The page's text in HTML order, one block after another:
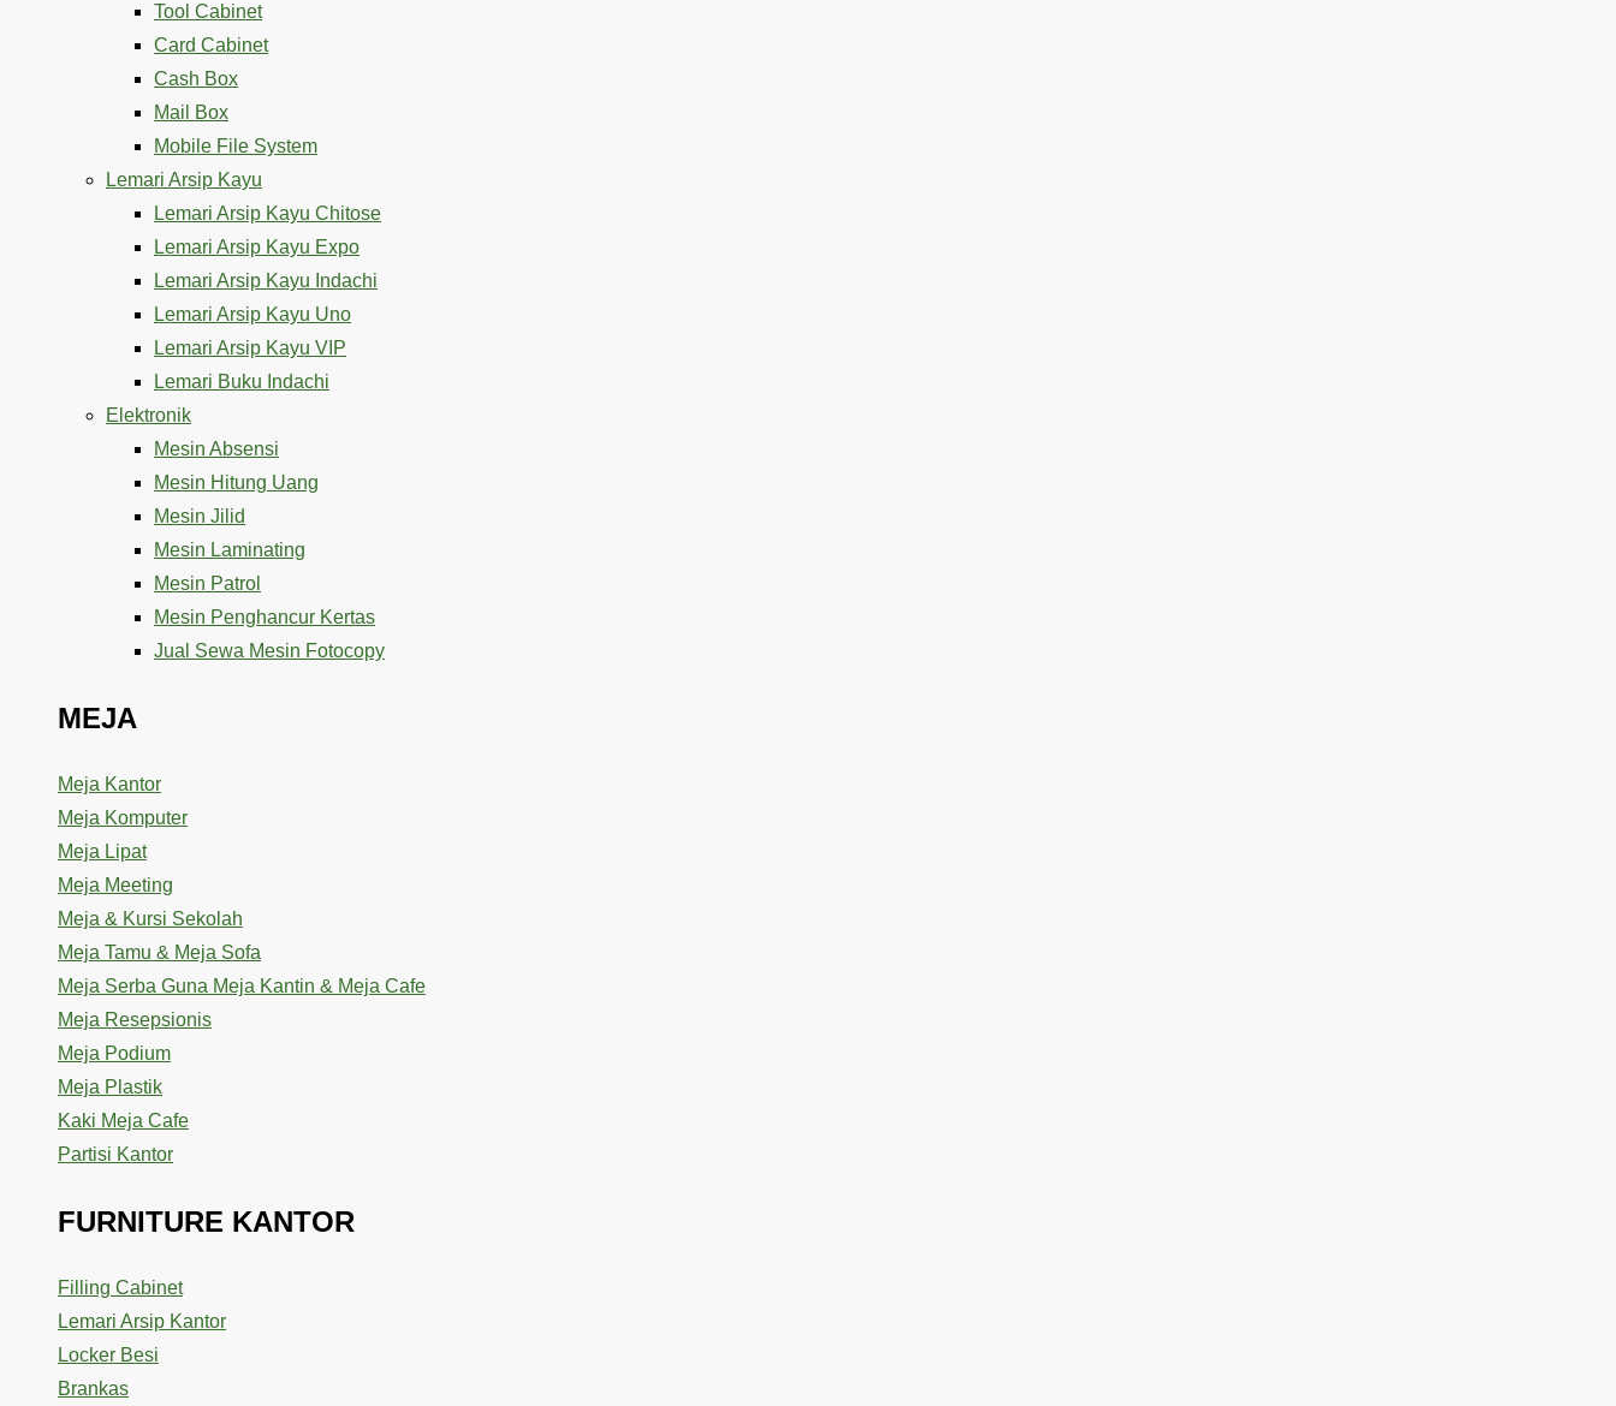
Tool Cabinet
Card Cabinet
Cash Box
Mail Box
Mobile File System
Lemari Arsip Kayu
Lemari Arsip Kayu Chitose
Lemari Arsip Kayu Expo
Lemari Arsip Kayu Indachi
Lemari Arsip Kayu Uno
Lemari Arsip Kayu VIP
Lemari Buku Indachi
Elektronik
Mesin Absensi
Mesin Hitung Uang
Mesin Jilid
Mesin Laminating
Mesin Patrol
Mesin Penghancur Kertas
Jual Sewa Mesin Fotocopy
MEJA
Meja Kantor
Meja Komputer
Meja Lipat
Meja Meeting
Meja & Kursi Sekolah
Meja Tamu & Meja Sofa
Meja Serba Guna Meja Kantin & Meja Cafe
Meja Resepsionis
Meja Podium
Meja Plastik
Kaki Meja Cafe
Partisi Kantor
FURNITURE KANTOR
Filling Cabinet
Lemari Arsip Kantor
Locker Besi
Brankas